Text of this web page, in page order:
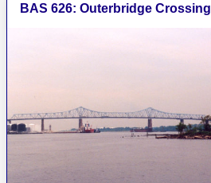
BAS 626: Outerbridge Crossing